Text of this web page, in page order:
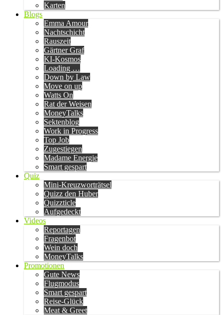
Karten
Blogs
Emma Amour
Nachtschicht
Rauszeit
Gärtner Graf
KI-Kosmos
Loading …
Down by Law
Move on up
Watts On
Rat der Weisen
MoneyTalks
Sektenblog
Work in Progress
Top Job
Zugestiegen
Madame Energie
Smart gespart
Quiz
Mini-Kreuzworträtsel
Quizz den Huber
Quizzticle
Aufgedeckt
Videos
Reportagen
Fragenbot
Wein doch
MoneyTalks
Promotionen
Gute News
Flugmodus
Smart gespart
Reise-Glück
Meat & Greet